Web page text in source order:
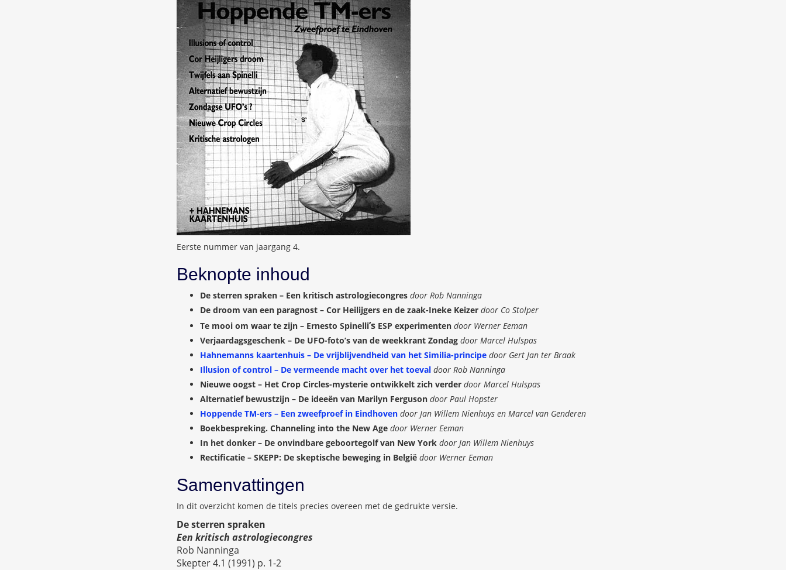
Eerste nummer van jaargang 4.
Beknopte inhoud
De sterren spraken – Een kritisch astrologiecongres door Rob Nanninga
De droom van een paragnost – Cor Heilijgers en de zaak-Ineke Keizer door Co Stolper
Te mooi om waar te zijn – Ernesto Spinelli’s ESP experimenten door Werner Eeman
Verjaardagsgeschenk – De UFO-foto’s van de weekkrant Zondag door Marcel Hulspas
Hahnemanns kaartenhuis – De vrijblijvendheid van het Similia-principe door Gert Jan ter Braak
Illusion of control – De vermeende macht over het toeval door Rob Nanninga
Nieuwe oogst – Het Crop Circles-mysterie ontwikkelt zich verder door Marcel Hulspas
Alternatief bewustzijn – De ideeën van Marilyn Ferguson door Paul Hopster
Hoppende TM-ers – Een zweefproef in Eindhoven door Jan Willem Nienhuys en Marcel van Genderen
Boekbespreking. Channeling into the New Age door Werner Eeman
In het donker – De onvindbare geboortegolf van New York door Jan Willem Nienhuys
Rectificatie – SKEPP: De skeptische beweging in België door Werner Eeman
Samenvattingen
In dit overzicht komen de titels precies overeen met de gedrukte versie.
De sterren spraken
Een kritisch astrologiecongres
Rob Nanninga
Skepter 4.1 (1991) p. 1-2